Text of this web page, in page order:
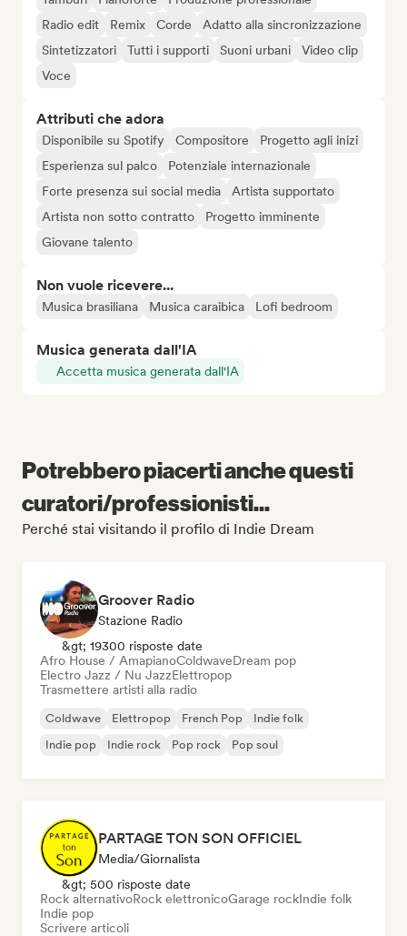
Radio edit
Remix Corde
Adatto alla sincronizzazione
Sintetizzatori
Tutti i supporti Suoni urbani
Video clip
Voce
Attributi che adora
Disponibile su Spotify Compositore
Progetto agli inizi
Esperienza sul palco
Potenziale internazionale
Forte presenza sui social media
Artista supportato
Artista non sotto contratto
Progetto imminente
Giovane talento
Non vuole ricevere...
Musica brasiliana Musica caraibica Lofi bedroom
Musica generata dall'IA
Accetta musica generata dall'IA
Potrebbero piacerti anche questi
curatori/professionisti...
Perché stai visitando il profilo di Indie Dream
Groover Radio
Stazione Radio
&gt; 19300 risposte date
Afro House / AmapianoColdwaveDream pop
Electro Jazz / Nu JazzElettropop
Trasmettere artisti alla radio
Coldwave Elettropop French Pop
Indie folk
Indie pop
Indie rock Pop rock Pop soul
PARTAGE TON SON OFFICIEL
Media/Giornalista
&gt; 500 risposte date
Rock alternativoRock elettronicoGarage rockIndie folk
Indie pop
Scrivere articoli